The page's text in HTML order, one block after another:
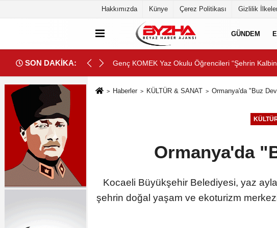
Hakkımızda Künye Çerez Politikası Gizlilik
GÜNDEM
SON DAKİKA:
Yolculuk” Yaptı Beyin sağlığı anne karnında başlıyor!
Haberler KÜLTÜR & SANAT Ormanya'da "Buz
Ormanya'da
Kocaeli Büyükşehir Belediyesi, yaz
şehrin doğal yaşam ve ekoturizm